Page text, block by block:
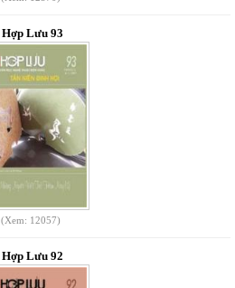
Hợp Lưu 93
(Xem: 12057)
Hợp Lưu 92